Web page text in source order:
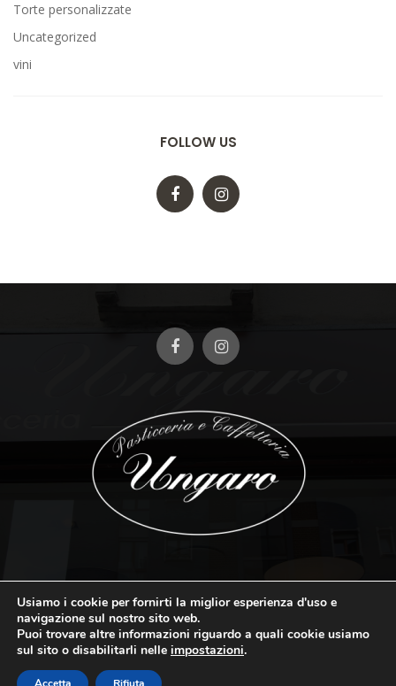
Torte personalizzate
Uncategorized
vini
FOLLOW US
2150962 | E-mail: info@pasticceriaungaro.com
Copyright © 2025 Pasticceria Ungaro – P.IVA: 10725140965 | Sviluppato
da Strategie Digitali Innovea
Usiamo i cookie per fornirti la miglior esperienza d'uso e
navigazione sul nostro sito web.
Puoi trovare altre informazioni riguardo a quali cookie usiamo
sul sito o disabilitarli nelle impostazioni.